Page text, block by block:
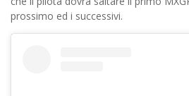
prossimo ed i successivi.